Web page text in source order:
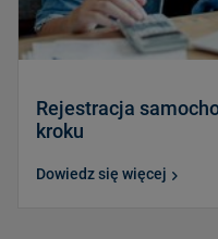
Rejestracja
kroku
Dowiedz się więcej